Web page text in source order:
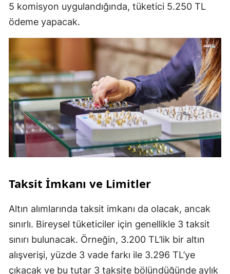
5 komisyon uygulandığında, tüketici 5.250 TL
ödeme yapacak.
Taksit İmkanı ve Limitler
Altın alımlarında taksit imkanı da olacak, ancak
sınırlı. Bireysel tüketiciler için genellikle 3 taksit
sınırı bulunacak. Örneğin, 3.200 TL’lik bir altın
alışverişi, yüzde 3 vade farkı ile 3.296 TL’ye
çıkacak ve bu tutar 3 taksite bölündüğünde aylık